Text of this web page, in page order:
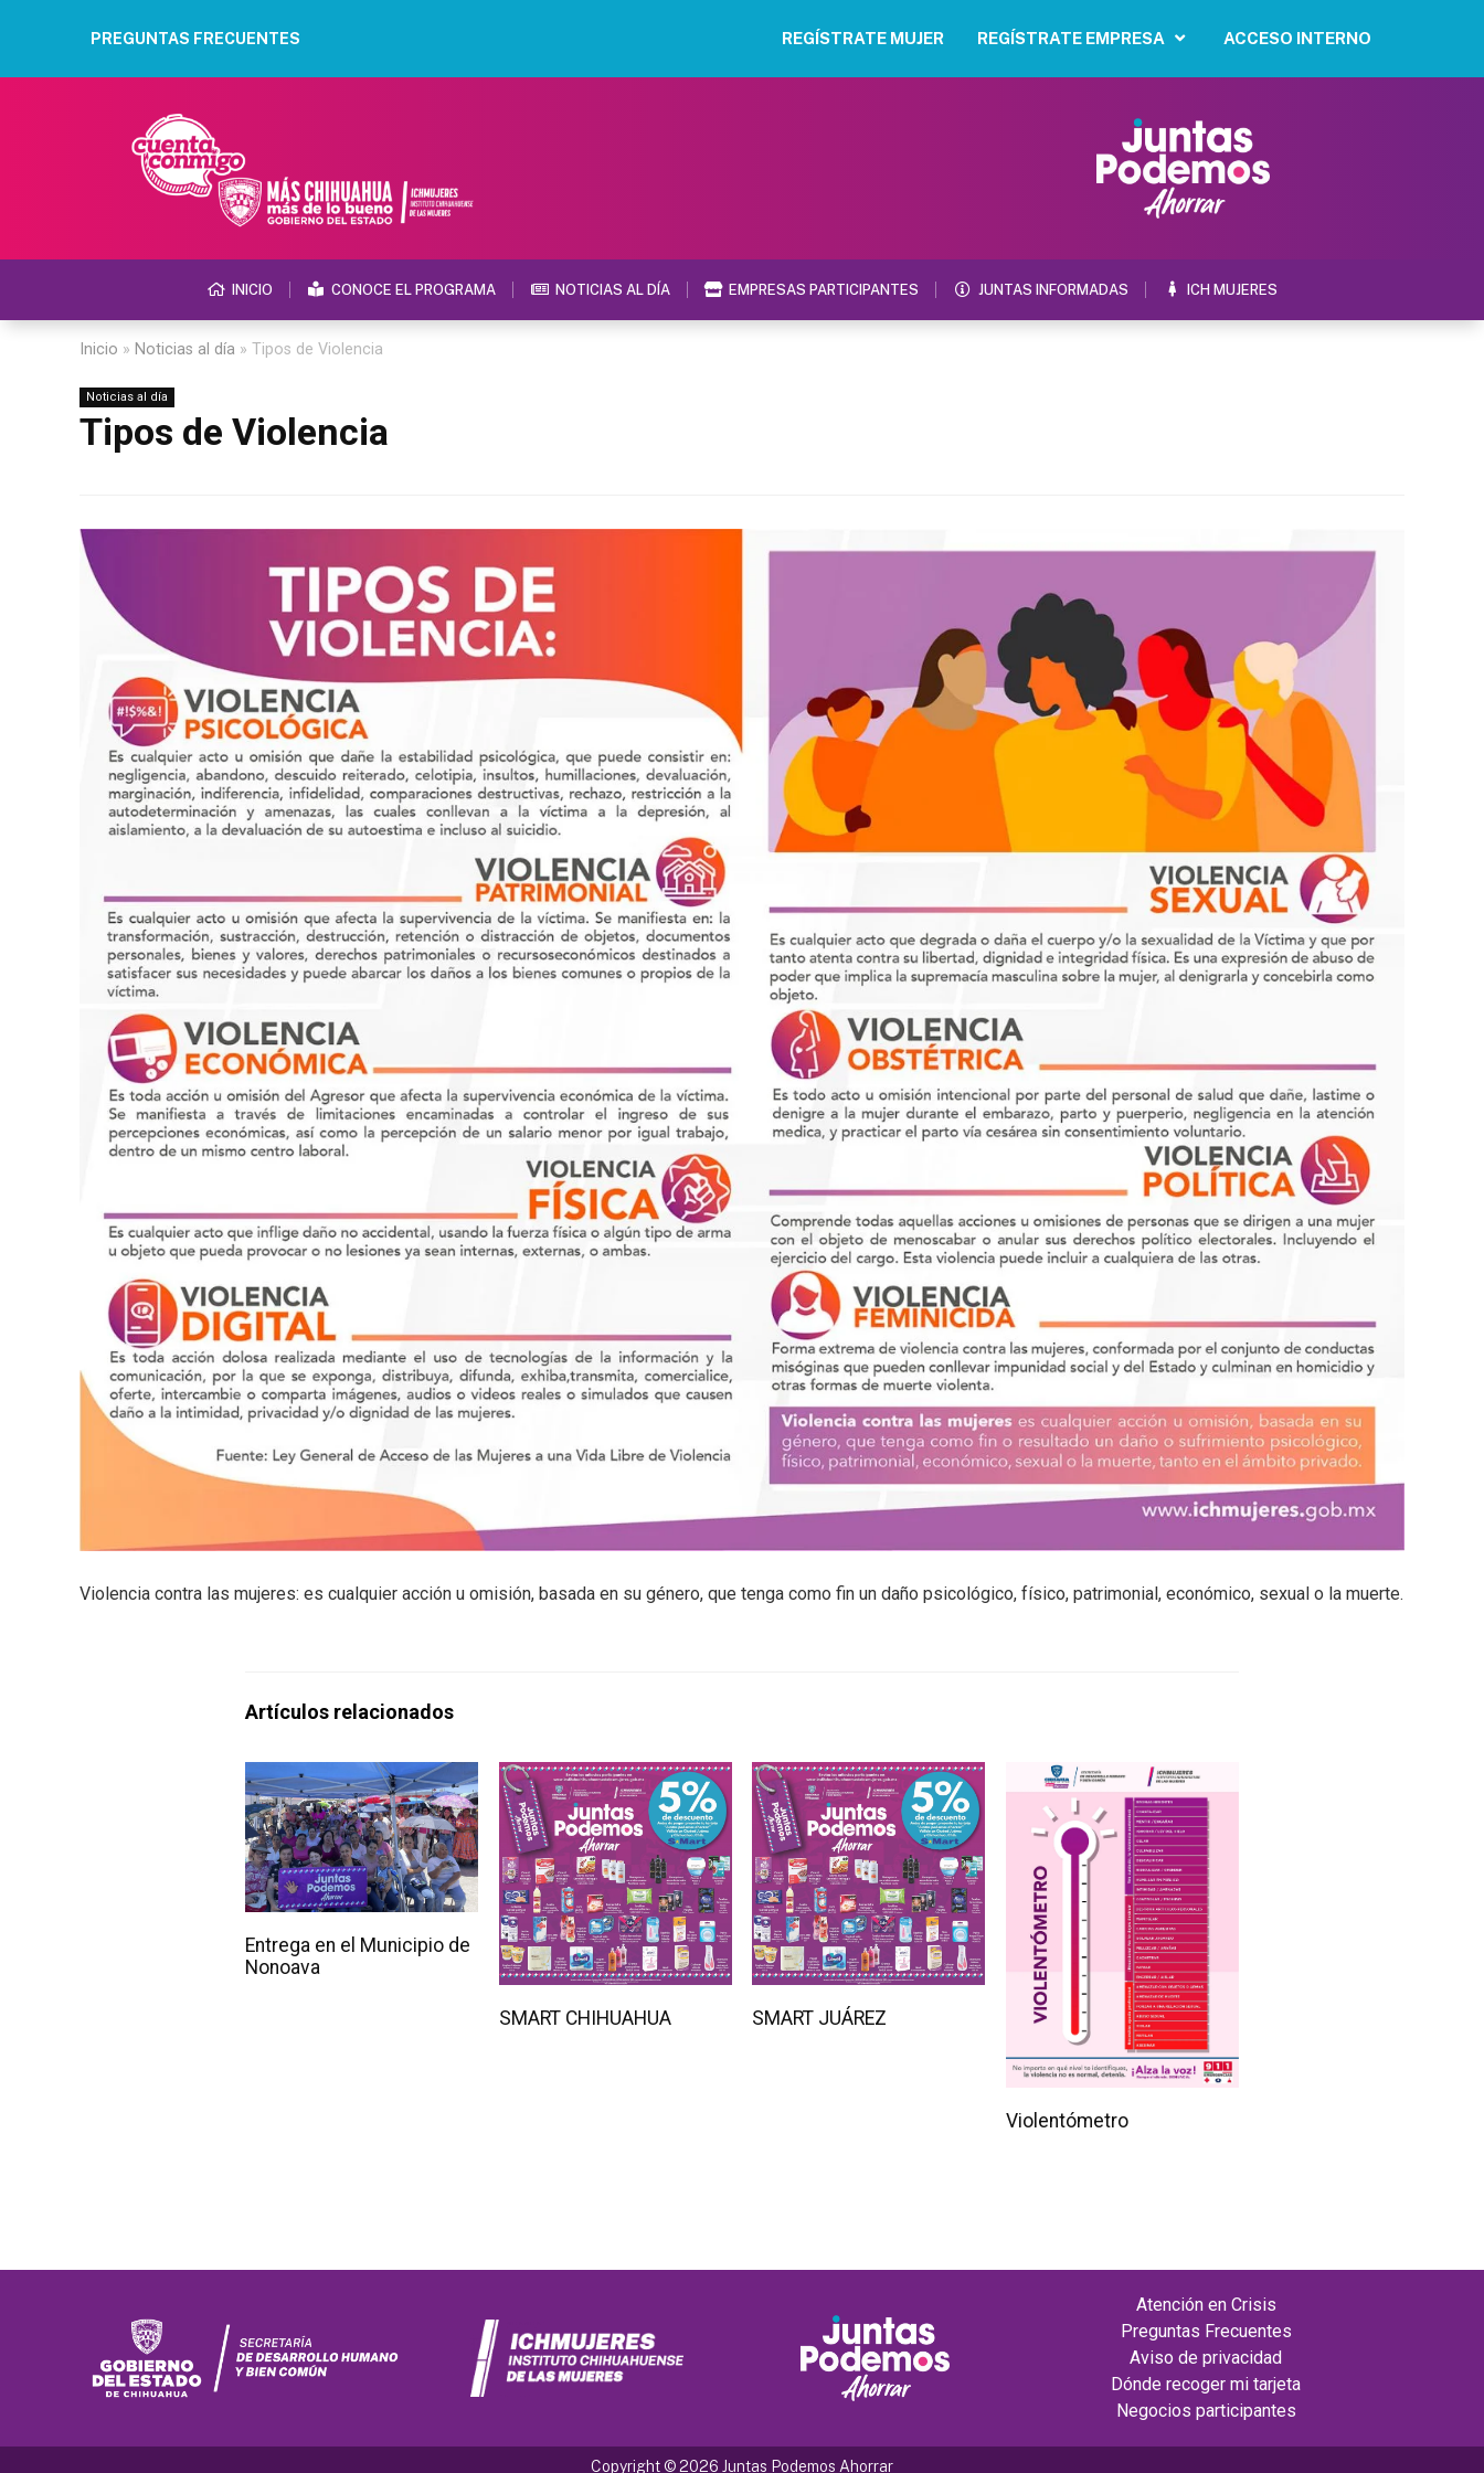
PREGUNTAS FRECUENTES REGÍSTRATE MUJER REGÍSTRATE EMPRESA ACCESO INTERNO
INICIO CONOCE EL PROGRAMA NOTICIAS AL DÍA EMPRESAS PARTICIPANTES JUNTAS INFORMADAS ICH MUJERES
Inicio » Noticias al día » Tipos de Violencia
Noticias al día
Tipos de Violencia
Violencia contra las mujeres: es cualquier acción u omisión, basada en su género, que tenga como fin un daño psicológico, físico, patrimonial, económico, sexual o la muerte.
Artículos relacionados
Entrega en el Municipio de
Nonoava
SMART CHIHUAHUA SMART JUÁREZ
Violentómetro
Atención en Crisis
Preguntas Frecuentes
Aviso de privacidad
Dónde recoger mi tarjeta
Negocios participantes
Copyright © 2026 Juntas Podemos Ahorrar